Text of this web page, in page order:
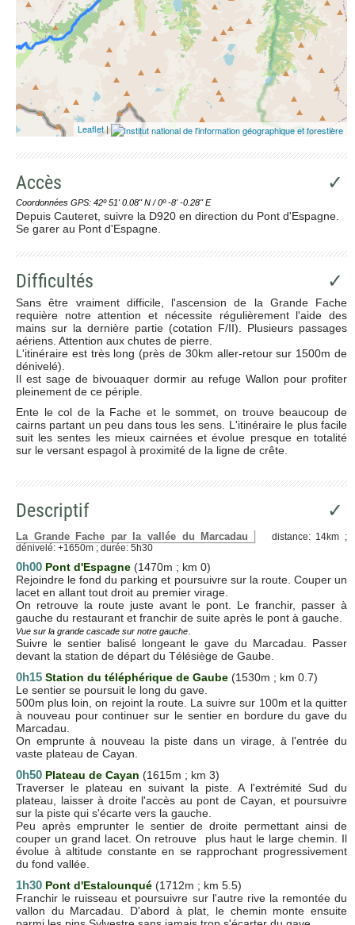
Leaflet|
Accès ✓
Coordonnées GPS: 42º 51' 0.08'' N / 0º -8' -0.28'' E
Depuis Cauteret, suivre la D920 en direction du Pont d'Espagne.
Se garer au Pont d'Espagne.
Difficultés ✓
Sans être vraiment difficile, l'ascension de la Grande Fache
requière notre attention et nécessite régulièrement l'aide des
mains sur la dernière partie (cotation F/II). Plusieurs passages
aériens. Attention aux chutes de pierre.
L'itinéraire est très long (près de 30km aller-retour sur 1500m de
dénivelé).
Il est sage de bivouaquer dormir au refuge Wallon pour profiter
pleinement de ce périple.
Ente le col de la Fache et le sommet, on trouve beaucoup de
cairns partant un peu dans tous les sens. L'itinéraire le plus facile
suit les sentes les mieux cairnées et évolue presque en totalité
sur le versant espagol à proximité de la ligne de crête.
Descriptif ✓
La Grande Fache par la vallée du Marcadau
distance: 14km ;
dénivelé: +1650m ; durée: 5h30
0h00 Pont d'Espagne (1470m ; km 0)
Rejoindre le fond du parking et poursuivre sur la route. Couper un
lacet en allant tout droit au premier virage.
On retrouve la route juste avant le pont. Le franchir, passer à
gauche du restaurant et franchir de suite après le pont à gauche.
Vue sur la grande cascade sur notre gauche
Suivre le sentier balisé longeant le gave du Marcadau. Passer
devant la station de départ du Télésiège de Gaube.
0h15 Station du téléphérique de Gaube (1530m ; km 0.7)
Le sentier se poursuit le long du gave.
500m plus loin, on rejoint la route. La suivre sur 100m et la quitter
à nouveau pour continuer sur le sentier en bordure du gave du
Marcadau.
On emprunte à nouveau la piste dans un virage, à l'entrée du
vaste plateau de Cayan.
0h50 Plateau de Cayan (1615m ; km 3)
Traverser le plateau en suivant la piste. A l'extrémité Sud du
plateau, laisser à droite l'accès au pont de Cayan, et poursuivre
sur la piste qui s'écarte vers la gauche.
Peu après emprunter le sentier de droite permettant ainsi de
couper un grand lacet. On retrouve plus haut le large chemin. Il
évolue à altitude constante en se rapprochant progressivement
du fond vallée.
1h30 Pont d'Estalounqué (1712m ; km 5.5)
Franchir le ruisseau et poursuivre sur l'autre rive la remontée du
vallon du Marcadau. D'abord à plat, le chemin monte ensuite